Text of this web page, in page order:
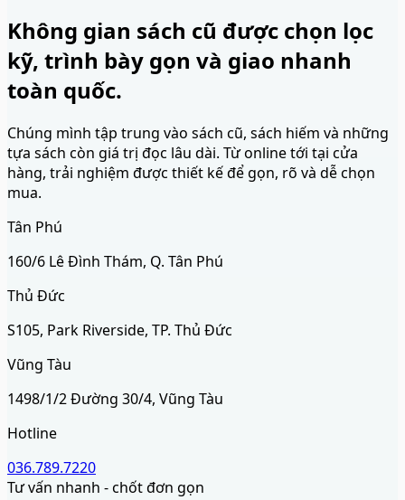
Không gian sách cũ được chọn lọc
kỹ, trình bày gọn và giao nhanh
toàn quốc.
Chúng mình tập trung vào sách cũ, sách hiếm và những
tựa sách còn giá trị đọc lâu dài. Từ online tới tại cửa
hàng, trải nghiệm được thiết kế để gọn, rõ và dễ chọn
mua.
Tân Phú
160/6 Lê Đình Thám, Q. Tân Phú
Thủ Đức
S105, Park Riverside, TP. Thủ Đức
Vũng Tàu
1498/1/2 Đường 30/4, Vũng Tàu
Hotline
036.789.7220
Tư vấn nhanh - chốt đơn gọn